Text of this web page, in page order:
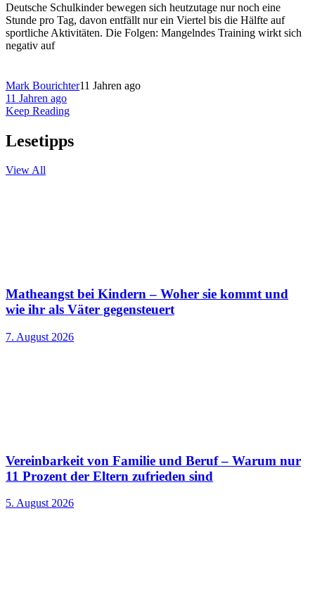
Deutsche Schulkinder bewegen sich heutzutage nur noch eine
Stunde pro Tag, davon entfällt nur ein Viertel bis die Hälfte auf
sportliche Aktivitäten. Die Folgen: Mangelndes Training wirkt sich
negativ auf
Mark Bourichter11 Jahren ago
11 Jahren ago
Keep Reading
Lesetipps
View All
Matheangst bei Kindern – Woher sie kommt und
wie ihr als Väter gegensteuert
7. August 2026
Vereinbarkeit von Familie und Beruf – Warum nur
11 Prozent der Eltern zufrieden sind
5. August 2026